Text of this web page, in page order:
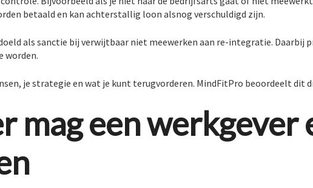
betaald en kan achterstallig loon alsnog verschuldigd zijn.
als sanctie bij verwijtbaar niet meewerken aan re-integratie. Daarbij
worden.
je strategie en wat je kunt terugvorderen. MindFitPro beoordeelt dit
mag een werkgever